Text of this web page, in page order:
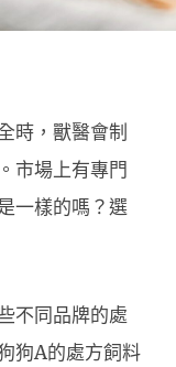
時，獸醫會制
市場上有專門
一樣的嗎？選
不同品牌的處
狗A的處方飼料